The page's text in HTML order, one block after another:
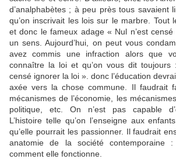
d’analphabètes ; à peu près tous savaient
qu’on inscrivait les lois sur le marbre. Tout
et donc le fameux adage « Nul n’est
un sens. Aujourd’hui, on peut vous
avez commis une infraction alors que
connaître la loi et qu’on vous dit toujours
censé ignorer la loi ». donc l’éducation
axée vers la chose commune. Il faudrait
mécanismes de l’économie, les
politique, etc. On n’est pas capable
L’histoire telle qu’on l’enseigne aux
qu’elle pourrait les passionner. Il faudrait
anatomie de la société contemporaine
comment elle fonctionne.